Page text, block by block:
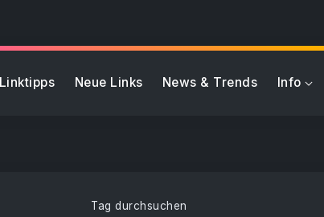
Linktipps Neue Links News & Trends Info
Tag durchsuchen